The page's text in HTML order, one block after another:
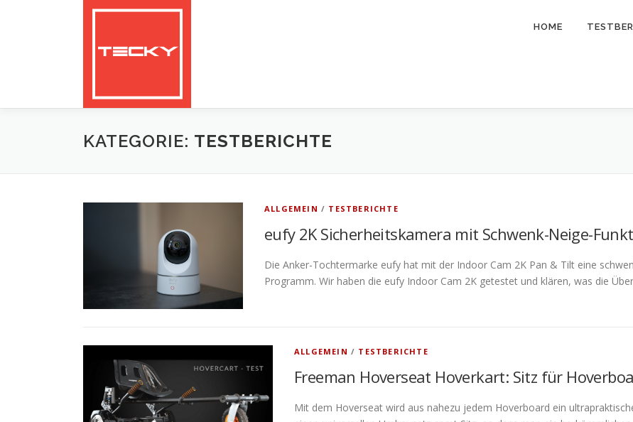
HOME
KATEGORIE: TESTBERICHTE
ALLGEMEIN / TESTBERICHTE
eufy 2K Sicherheitskamera mit Schwenk-Neige-
Die Anker-Tochtermarke eufy hat mit der Indoor Cam 2K Pan & Tilt eine
Programm. Wir haben die eufy Indoor Cam 2K getestet und klären, was die
ALLGEMEIN / TESTBERICHTE
Freeman Hoverseat Hoverkart: Sitz für
Mit dem Hoverseat wird aus nahezu jedem Hoverboard ein